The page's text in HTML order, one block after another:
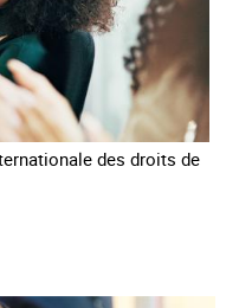
des droits de